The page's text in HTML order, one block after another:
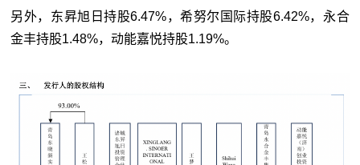
另外，东昇旭日持股6.47%，希努尔国际持股6.42%，永合
金丰持股1.48%，动能嘉悦持股1.19%。